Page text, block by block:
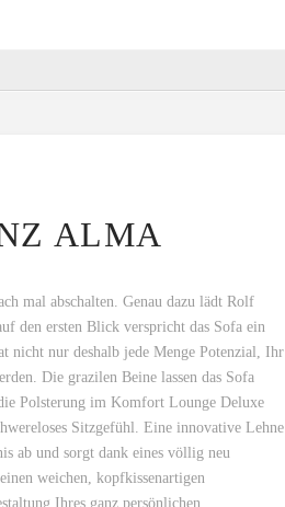
ALMA
mal abschalten. Genau dazu lädt Rolf
den ersten Blick verspricht das Sofa ein
nicht nur deshalb jede Menge Potenzial, Ihr
Die grazilen Beine lassen das Sofa
Polsterung im Komfort Lounge Deluxe
Sitzgefühl. Eine innovative Lehne
ab und sorgt dank eines völlig neu
weichen, kopfkissenartigen
Ihres ganz persönlichen